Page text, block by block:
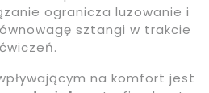
ogranicza luzowanie i
sztangi w trakcie
ćwiczeń.
na komfort jest